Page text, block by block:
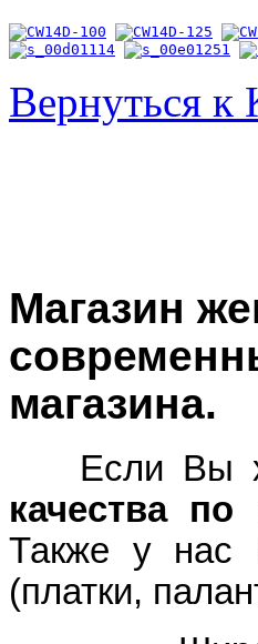
Вернуться к
Магазин
магазина.
Если Вы
качества
Также у нас
(платки,